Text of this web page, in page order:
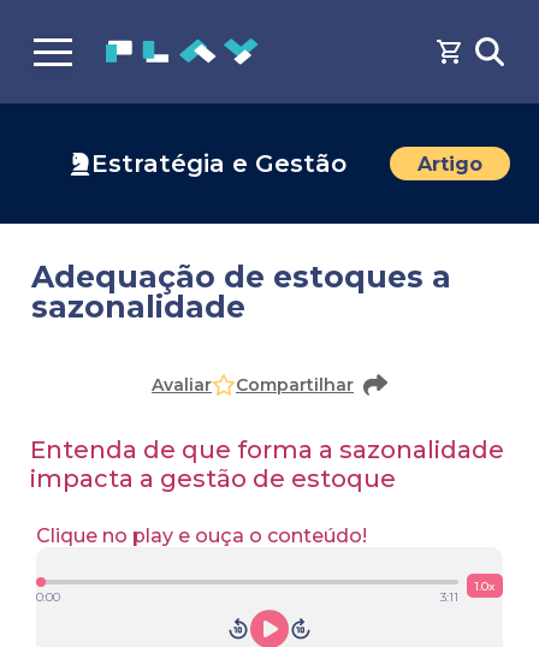
Estratégia e Gestão Artigo
Adequação de estoques a
sazonalidade
Avaliar Compartilhar
Entenda de que forma a sazonalidade
impacta a gestão de estoque
Clique no play e ouça o conteúdo!
0:00 3:11
1.0x